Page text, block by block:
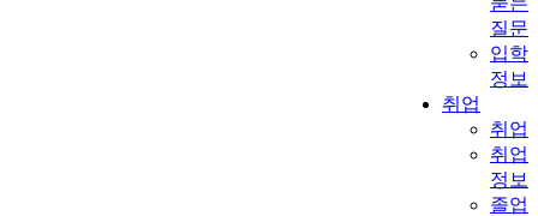
질문
입학
정보
취업
취업
취업
정보
졸업